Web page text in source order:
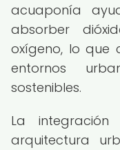
acuaponía
absorber
oxígeno, lo que
entornos
sostenibles.
La
arquitectura